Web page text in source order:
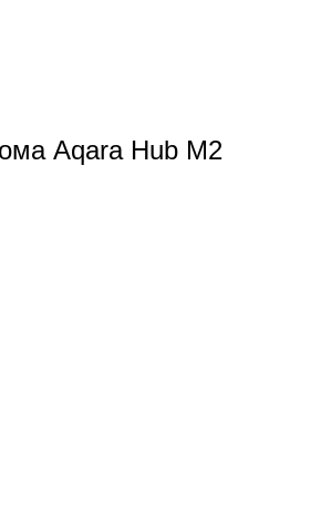
Aqara Hub M2